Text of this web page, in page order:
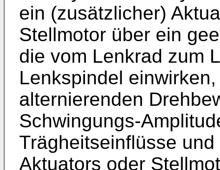
ein (zusätzlicher)
Stellmotor über ein
die vom Lenkrad zum
Lenkspindel
alternierenden
Schwingungs-
Trägheitseinflüsse
Aktuators oder